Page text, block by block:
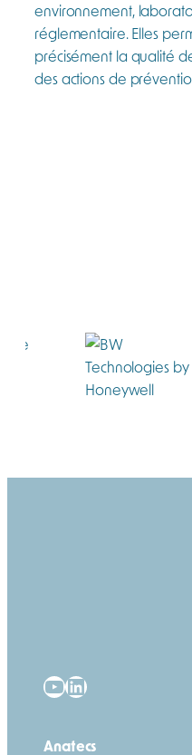
environnement,
réglementaire. Elles
précisément la qualité
des actions de
YouTube
LinkedIn
Anatecs